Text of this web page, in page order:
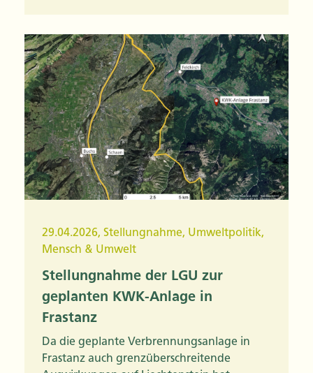
29.04.2026, Stellungnahme, Umweltpolitik,
Mensch & Umwelt
Stellungnahme der LGU zur
geplanten KWK-Anlage in
Frastanz
Da die geplante Verbrennungsanlage in
Frastanz auch grenzüberschreitende